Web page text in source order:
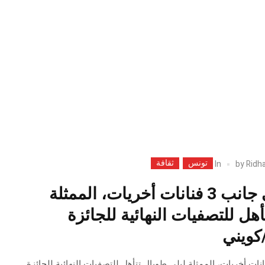
by
In تونس ثقافة
بلاغ تهنئة/ إلى جانب 3 فنانات أخريات، الممثلة
للتصفيات النهائية للجائزة
كويني